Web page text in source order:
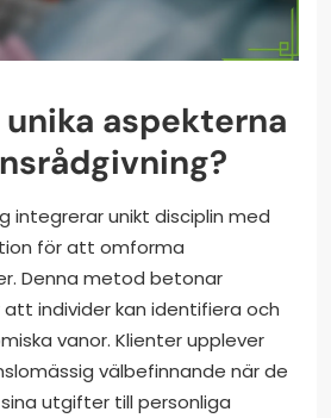
aspekterna
integrerar unikt disciplin med
för att omforma
Denna metod betonar
att individer kan identifiera och
vanor. Klienter upplever
välbefinnande när de
utgifter till personliga